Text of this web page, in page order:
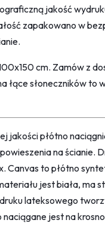
jakość
zapakowano w
cm. Zamów z
łące słoneczników to
jakości płótno
na ścianie.
Canvas to płótno
jest biała, ma
lateksowego
jest na